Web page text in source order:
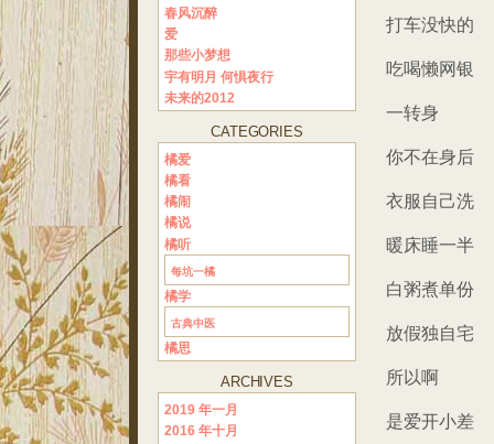
打车没快的
吃喝懒网银
一转身
你不在身后
衣服自己洗
暖床睡一半
白粥煮单份
放假独自宅
所以啊
是爱开小差
春风沉醉
爱
那些小梦想
宇有明月 何惧夜行
未来的2012
CATEGORIES
橘爱
橘看
橘闹
橘说
橘听
每坑一橘
橘学
古典中医
橘思
ARCHIVES
2019 年一月
2016 年十月